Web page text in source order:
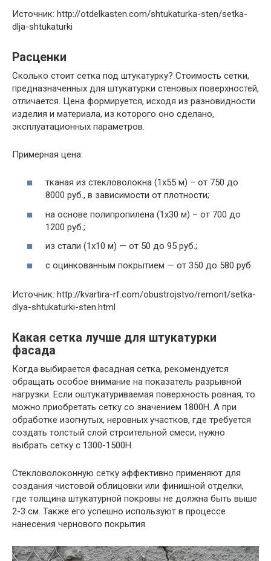
Источник: http://otdelkasten.com/shtukaturka-sten/setka-
dlja-shtukaturki
Расценки
Сколько стоит сетка под штукатурку? Стоимость сетки,
предназначенных для штукатурки стеновых поверхностей,
отличается. Цена формируется, исходя из разновидности
изделия и материала, из которого оно сделано,
эксплуатационных параметров.
Примерная цена:
тканая из стекловолокна (1х55 м) – от 750 до
8000 руб., в зависимости от плотности;
на основе полипропилена (1х30 м) – от 700 до
1200 руб.;
из стали (1х10 м) — от 50 до 95 руб.;
с оцинкованным покрытием — от 350 до 580 руб.
Источник: http://kvartira-rf.com/obustrojstvo/remont/setka-
dlya-shtukaturki-sten.html
Какая сетка лучше для штукатурки
фасада
Когда выбирается фасадная сетка, рекомендуется
обращать особое внимание на показатель разрывной
нагрузки. Если оштукатуриваемая поверхность ровная, то
можно приобретать сетку со значением 1800Н. А при
обработке изогнутых, неровных участков, где требуется
создать толстый слой строительной смеси, нужно
выбрать сетку с 1300-1500Н.
Стекловолоконную сетку эффективно применяют для
создания чистовой облицовки или финишной отделки,
где толщина штукатурной покровы не должна быть выше
2-3 см. Также его успешно используют в процессе
нанесения чернового покрытия.